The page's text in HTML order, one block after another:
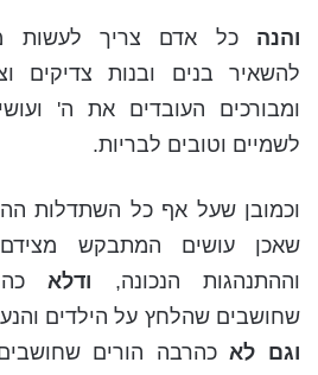
והנה כל אדם צריך לעשות
להשאיר בנים ובנות צדיקים
ומבורכים העובדים את ה'
לשמיים וטובים לבריות.
וכמובן שעל אף כל השתדלות
שאכן עושים המתבקש
וההתנהגות הנכונה, ודלא
שחושבים שהלחץ על הילדים
וגם לאכהרבה הורים